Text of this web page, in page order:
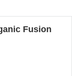
Fusion